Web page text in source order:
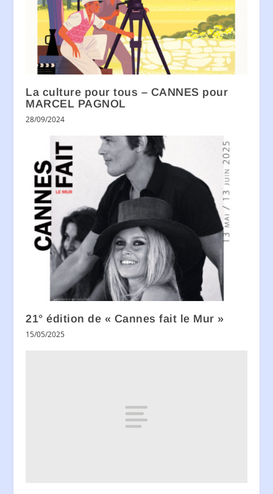
La culture pour tous – CANNES pour
MARCEL PAGNOL
28/09/2024
21° édition de « Cannes fait le Mur »
15/05/2025